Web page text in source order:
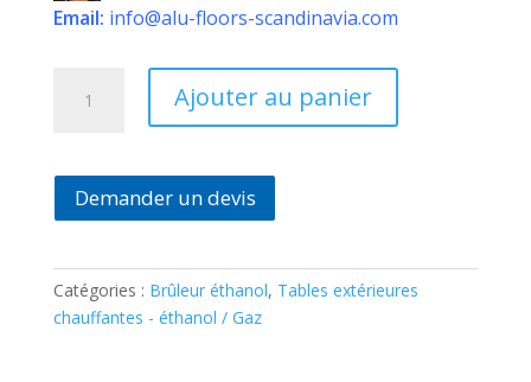
Email: info@alu-floors-scandinavia.com
Éthanol
Ecosmart
Ajouter au panier
Demander un devis
Catégories : Brûleur éthanol, Tables extérieures
chauffantes - éthanol / Gaz